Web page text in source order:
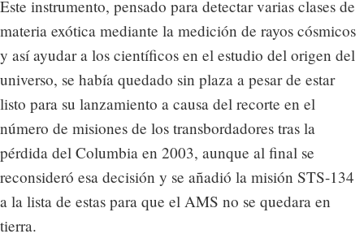
Este instrumento, pensado para detectar varias clases de
materia exótica mediante la medición de rayos cósmicos
y así ayudar a los científicos en el estudio del origen del
universo, se había quedado sin plaza a pesar de estar
listo para su lanzamiento a causa del recorte en el
número de misiones de los transbordadores tras la
pérdida del Columbia en 2003, aunque al final se
reconsideró esa decisión y se añadió la misión STS-134
a la lista de estas para que el AMS no se quedara en
tierra.